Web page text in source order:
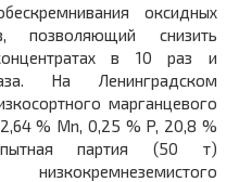
оксидных
позволяющий снизить
в 10 раз и
На Ленинградском
марганцевого
% Mn, 0,25 % P, 20,8 %
партия (50 т)